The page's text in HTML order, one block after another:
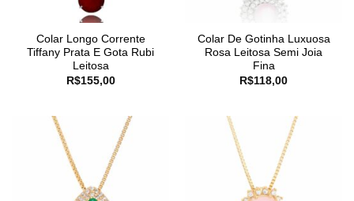
Colar Longo Corrente
Tiffany Prata E Gota Rubi
Leitosa
R$155,00
Colar De Gotinha Luxuosa
Rosa Leitosa Semi Joia
Fina
R$118,00